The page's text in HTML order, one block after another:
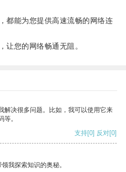
能为您提供高速流畅的网络连
您的网络畅通无阻。
解决很多问题。比如，我可以使用它来
。
支持[0] 反对[0]
我探索知识的奥秘。